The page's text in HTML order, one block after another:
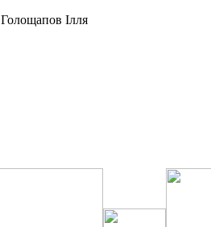
Голощапов Ілля